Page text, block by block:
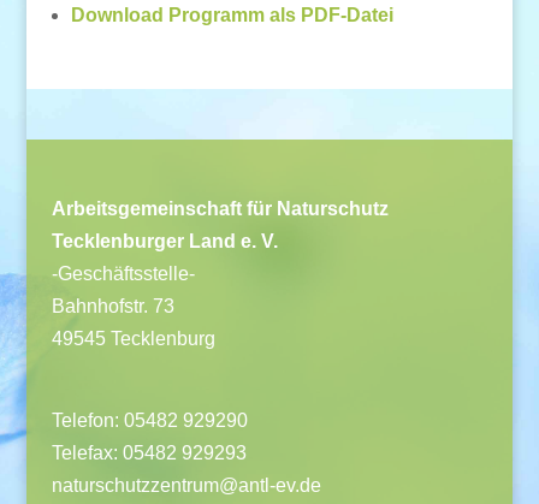
Download Programm als PDF-Datei
Arbeitsgemeinschaft für Naturschutz
Tecklenburger Land e. V.
-Geschäftsstelle-
Bahnhofstr. 73
49545 Tecklenburg
Telefon: 05482 929290
Telefax: 05482 929293
naturschutzzentrum@antl-ev.de